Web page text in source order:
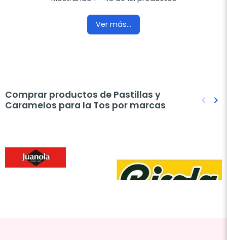
Ver más...
Comprar productos de Pastillas y
Caramelos para la Tos por marcas
keyboard_arrow_left keyboard_arrow_right